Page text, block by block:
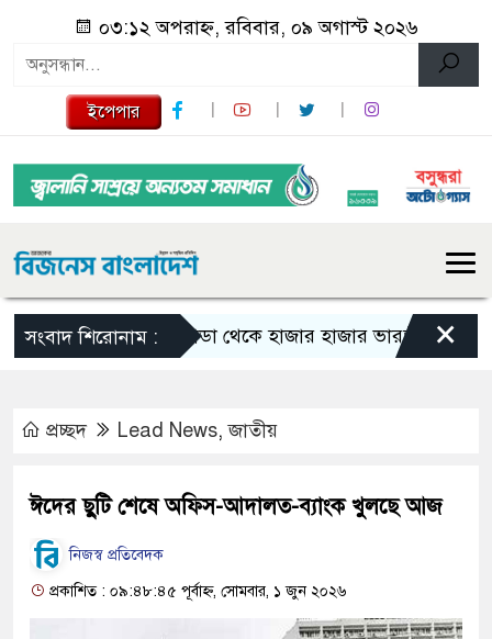
০৩:১২ অপরাহ্ন, রবিবার, ০৯ অগাস্ট ২০২৬
ইপেপার
সংবাদ শিরোনাম :কানাডা থেকে হাজার হাজার ভারতীয় নাগরিক×
প্রচ্ছদ Lead News,জাতীয়
ঈদের ছুটি শেষে অফিস-আদালত-ব্যাংক খুলছে আজ
নিজস্ব প্রতিবেদক
প্রকাশিত : ০৯:৪৮:৪৫ পূর্বাহ্ন, সোমবার, ১ জুন ২০২৬